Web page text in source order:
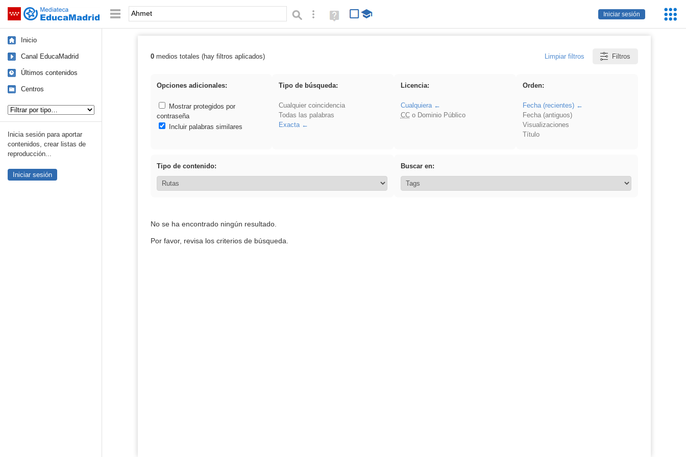
Saltar navegación
Iniciar sesión
Palabra o frase: Búsqueda avanzada
Ayuda
(en
Inicio
Canal EducaMadrid
Últimos contenidos
Centros
Inicia sesión para aportar
contenidos, crear listas de
reproducción...
Iniciar sesión
Resultados de: Ahmet
0medios totales (hay filtros aplicados) Limpiar filtros Filtros
Opciones adicionales:
Mostrar protegidos por
contraseña
Incluir palabras similares
Tipo de búsqueda:
Cualquier coincidencia
Todas las palabras
Exacta
Licencia:
Cualquiera
CCo Dominio Público
Orden:
Fecha (recientes)
Fecha (antiguos)
Visualizaciones
Título
Tipo de contenido: Buscar en:
No se ha encontrado ningún resultado.
Por favor, revisa los criterios de búsqueda.